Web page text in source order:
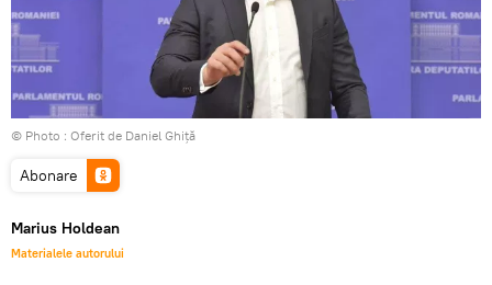
© Photo : Oferit de Daniel Ghiță
Abonare
Marius Holdean
Materialele autorului